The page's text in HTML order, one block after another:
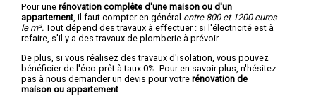
Pour une rénovation complête d'une maison ou d'un
appartement , il faut compter en général entre 800 et 1200 euros
le m². Tout dépend des travaux à effectuer : si l'électricité est à
refaire, s'il y a des travaux de plomberie à prévoir...
De plus, si vous réalisez des travaux d'isolation, vous pouvez
bénéficier de l'éco-prêt à taux 0%. Pour en savoir plus, n'hésitez
pas à nous demander un devis pour votre rénovation de
maison ou appartement